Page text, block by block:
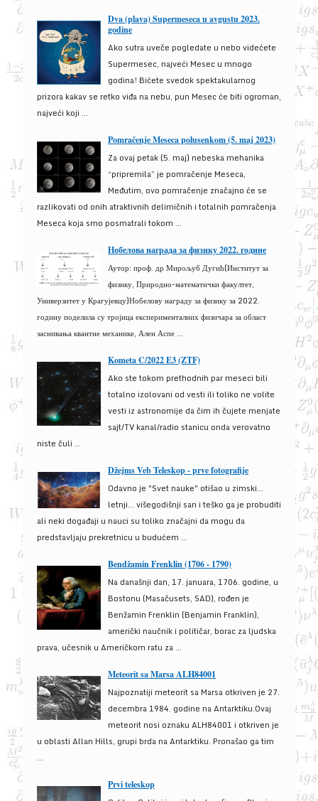
Dva (plava) Supermeseca u avgustu 2023.
godine
Ako sutra uveče pogledate u nebo videćete
Supermesec, najveći Mesec u mnogo
godina! Bićete svedok spektakularnog
prizora kakav se retko viđa na nebu, pun Mesec će biti ogroman,
najveći koji ...
Pomračenje Meseca polusenkom (5. maj 2023)
Za ovaj petak (5. maj) nebeska mehanika
“pripremila” je pomračenje Meseca,
Međutim, ovo pomračenje značajno će se
razlikovati od onih atraktivnih delimičnih i totalnih pomračenja
Meseca koja smo posmatrali tokom ...
Нобелова награда за физику 2022. године
Аутор: проф. др Мирољуб Дугић(Институт за
физику, Природно-математички факултет,
Универзитет у Крагујевцу)Нобелову награду за физику за 2022.
годину поделила су тројица експерименталних физичара за област
заснивања квантне механике, Ален Аспе ...
Kometa C/2022 E3 (ZTF)
Ako ste tokom prethodnih par meseci bili
totalno izolovani od vesti ili toliko ne volite
vesti iz astronomije da čim ih čujete menjate
sajt/TV kanal/radio stanicu onda verovatno
niste čuli ...
Džejms Veb Teleskop - prve fotografije
Odavno je "Svet nauke" otišao u zimski...
letnji... višegodišnji san i teško ga je probuditi
ali neki događaji u nauci su toliko značajni da mogu da
predstavljaju prekretnicu u budućem ...
Bendžamin Frenklin (1706 - 1790)
Na današnji dan, 17. januara, 1706. godine, u
Bostonu (Masačusets, SAD), rođen je
Benžamin Frenklin (Benjamin Franklin),
američki naučnik i političar, borac za ljudska
prava, učesnik u Američkom ratu za ...
Meteorit sa Marsa ALH84001
Najpoznatiji meteorit sa Marsa otkriven je 27.
decembra 1984. godine na Antarktiku.Ovaj
meteorit nosi oznaku ALH84001 i otkriven je
u oblasti Allan Hills, grupi brda na Antarktiku. Pronašao ga tim
...
Prvi teleskop